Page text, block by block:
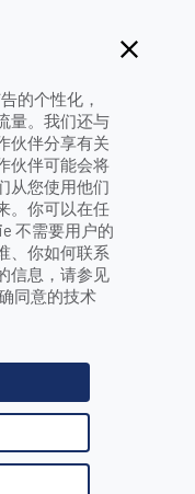
的个性化，
量。我们还与
伙伴分享有关
伙伴可能会将
从您使用他们
。你可以在任
不需要用户的
、你如何联系
信息，请参见
同意的技术
全，尽
势
对于车辆的性能、安
费者带去最优体验。
要求也是精益求精。
化经济利益，是提高